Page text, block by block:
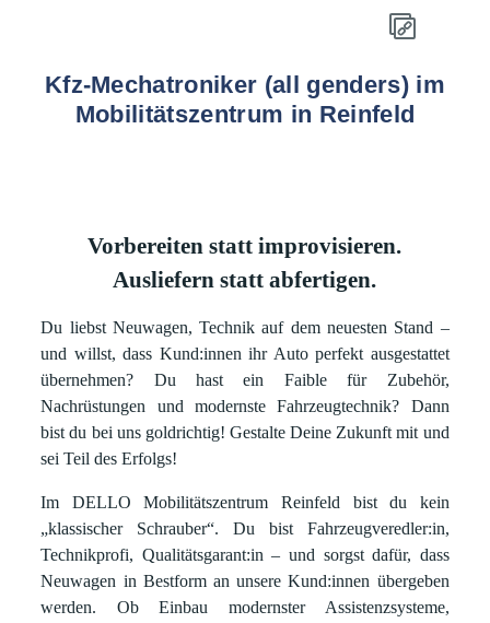
Kfz-Mechatroniker (all genders) im
Mobilitätszentrum in Reinfeld
Vorbereiten statt improvisieren.
Ausliefern statt abfertigen.
Du liebst Neuwagen, Technik auf dem neuesten Stand –
und willst, dass Kund:innen ihr Auto perfekt ausgestattet
übernehmen? Du hast ein Faible für Zubehör,
Nachrüstungen und modernste Fahrzeugtechnik? Dann
bist du bei uns goldrichtig! Gestalte Deine Zukunft mit und
sei Teil des Erfolgs!
Im DELLO Mobilitätszentrum Reinfeld bist du kein
„klassischer Schrauber“. Du bist Fahrzeugveredler:in,
Technikprofi, Qualitätsgarant:in – und sorgst dafür, dass
Neuwagen in Bestform an unsere Kund:innen übergeben
werden. Ob Einbau modernster Assistenzsysteme,